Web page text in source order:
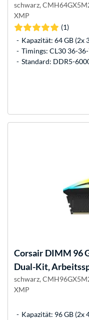
schwarz,
XMP
(1)
Kapazität: 64 GB (2x
Timings: CL30 36-
Standard: DDR5-
Corsair DIMM 96
Dual-Kit,
schwarz,
XMP
Kapazität: 96 GB (2x